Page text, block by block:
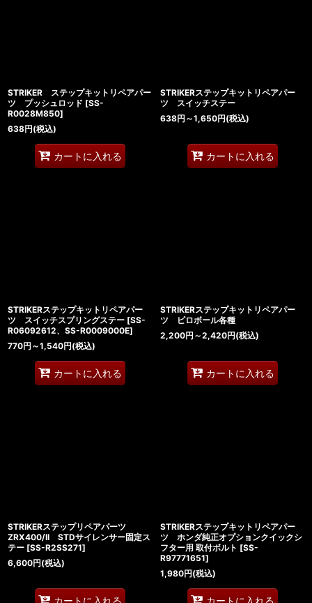
STRIKER ステップキットリペアパー
ツ プッシュロッド [SS-
R0028M850]
638円(税込)
カートに入れる
STRIKERステップキットリペアパー
ツ スイッチステー
638円 ～1,650円(税込)
カートに入れる
STRIKERステップキットリペアパー
ツ スイッチスプリングステー [SS-
R06092612、SS-R0009000E]
770円 ～1,540円(税込)
カートに入れる
STRIKERステップキットリペアパー
ツ ピロボール各種
2,200円 ～2,420円(税込)
カートに入れる
STRIKERステップリペアパーツ
ZRX400/II STDサイレンサー固定ス
テー [SS-R2SS271]
6,600円(税込)
カートに入れる
STRIKERステップキットリペアパー
ツ ホンダ純正オプションクイックシ
フター用 取付ボルト [SS-
R97771651]
1,980円(税込)
カートに入れる